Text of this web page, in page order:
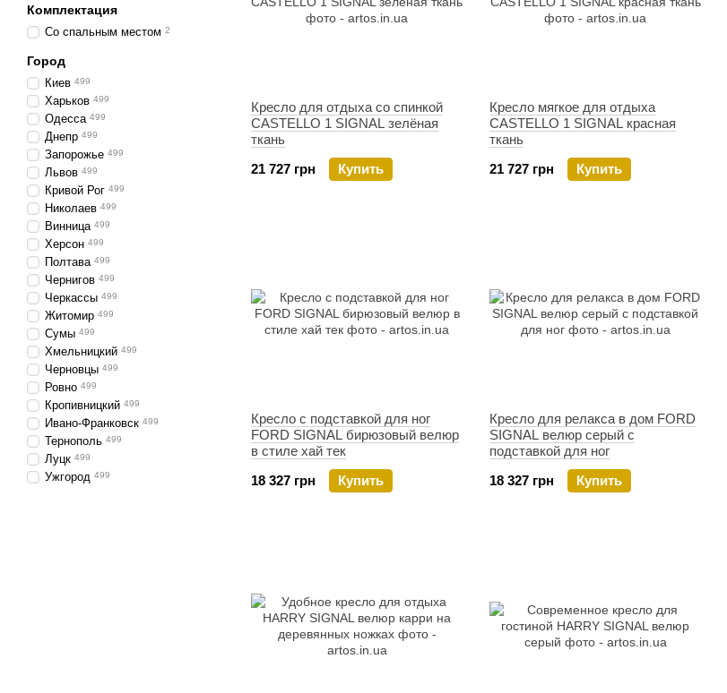
Кресло для отдыха со спинкой
CASTELLO 1 SIGNAL зелёная
ткань
21 727 грн
Купить
Кресло мягкое для отдыха
CASTELLO 1 SIGNAL красная
ткань
21 727 грн
Купить
Кресло с подставкой для ног
FORD SIGNAL бирюзовый велюр
в стиле хай тек
18 327 грн
Купить
Кресло для релакса в дом FORD
SIGNAL велюр серый с
подставкой для ног
18 327 грн
Купить
Комплектация
Со спальным местом 2
Город
Киев 499
Харьков 499
Одесса 499
Днепр 499
Запорожье 499
Львов 499
Кривой Рог 499
Николаев 499
Винница 499
Херсон 499
Полтава 499
Чернигов 499
Черкассы 499
Житомир 499
Сумы 499
Хмельницкий 499
Черновцы 499
Ровно 499
Кропивницкий 499
Ивано-Франковск 499
Тернополь 499
Луцк 499
Ужгород 499